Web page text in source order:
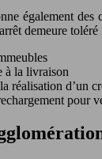
également des
demeure toléré
à la livraison
réalisation d’un
pour